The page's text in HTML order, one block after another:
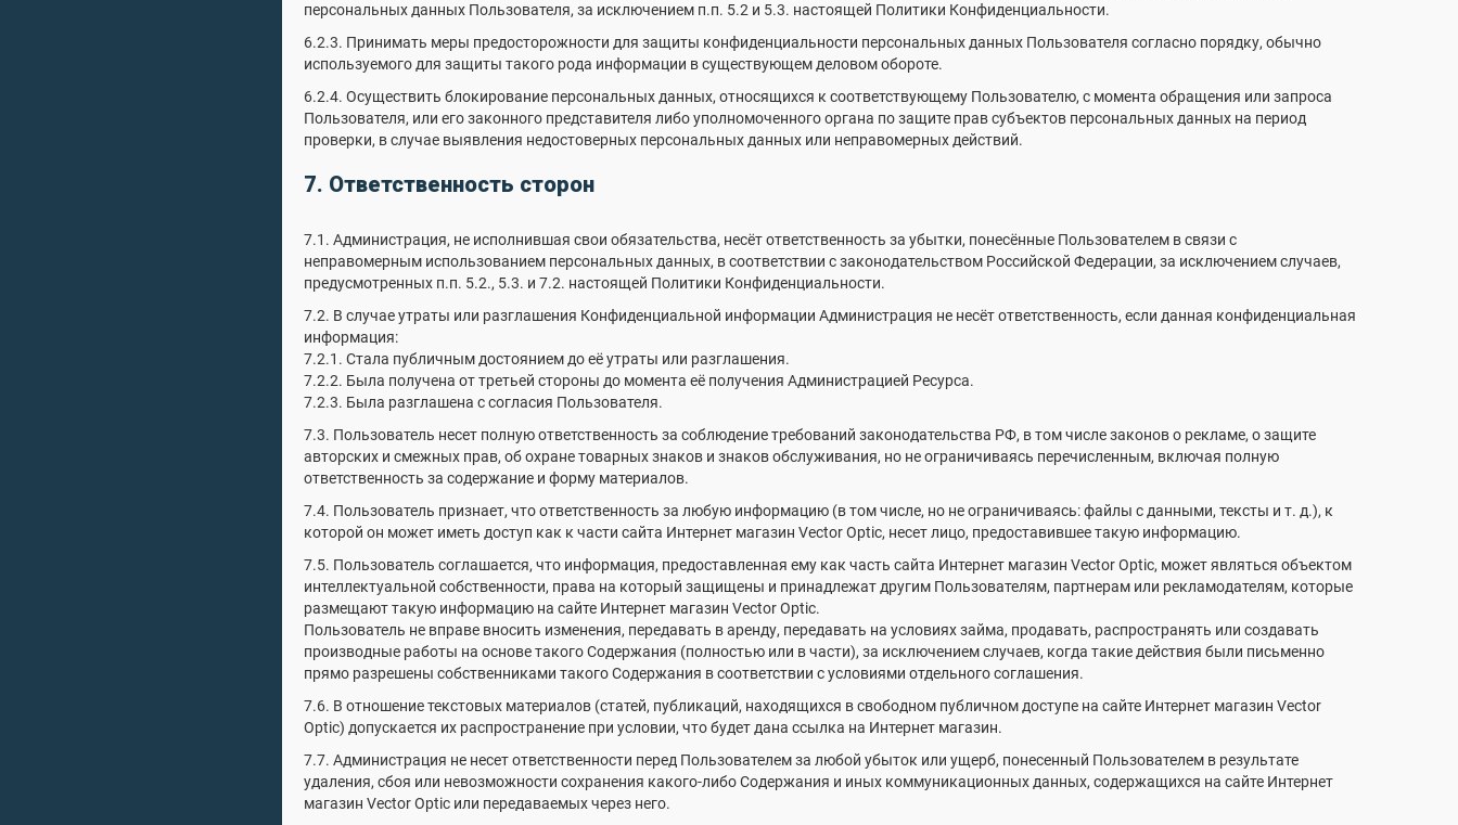
персональных данных Пользователя, за исключением п.п. 5.2 и 5.3. настоящей Политики Конфиденциальности.
6.2.3. Принимать меры предосторожности для защиты конфиденциальности персональных данных Пользователя согласно порядку, обычно
используемого для защиты такого рода информации в существующем деловом обороте.
6.2.4. Осуществить блокирование персональных данных, относящихся к соответствующему Пользователю, с момента обращения или запроса
Пользователя, или его законного представителя либо уполномоченного органа по защите прав субъектов персональных данных на период
проверки, в случае выявления недостоверных персональных данных или неправомерных действий.
7. Ответственность сторон
7.1. Администрация, не исполнившая свои обязательства, несёт ответственность за убытки, понесённые Пользователем в связи с
неправомерным использованием персональных данных, в соответствии с законодательством Российской Федерации, за исключением случаев,
предусмотренных п.п. 5.2., 5.3. и 7.2. настоящей Политики Конфиденциальности.
7.2. В случае утраты или разглашения Конфиденциальной информации Администрация не несёт ответственность, если данная конфиденциальная
информация:
7.2.1. Стала публичным достоянием до её утраты или разглашения.
7.2.2. Была получена от третьей стороны до момента её получения Администрацией Ресурса.
7.2.3. Была разглашена с согласия Пользователя.
7.3. Пользователь несет полную ответственность за соблюдение требований законодательства РФ, в том числе законов о рекламе, о защите
авторских и смежных прав, об охране товарных знаков и знаков обслуживания, но не ограничиваясь перечисленным, включая полную
ответственность за содержание и форму материалов.
7.4. Пользователь признает, что ответственность за любую информацию (в том числе, но не ограничиваясь: файлы с данными, тексты и т. д.), к
которой он может иметь доступ как к части сайта Интернет магазин Vector Optic, несет лицо, предоставившее такую информацию.
7.5. Пользователь соглашается, что информация, предоставленная ему как часть сайта Интернет магазин Vector Optic, может являться объектом
интеллектуальной собственности, права на который защищены и принадлежат другим Пользователям, партнерам или рекламодателям, которые
размещают такую информацию на сайте Интернет магазин Vector Optic.
Пользователь не вправе вносить изменения, передавать в аренду, передавать на условиях займа, продавать, распространять или создавать
производные работы на основе такого Содержания (полностью или в части), за исключением случаев, когда такие действия были письменно
прямо разрешены собственниками такого Содержания в соответствии с условиями отдельного соглашения.
7.6. В отношение текстовых материалов (статей, публикаций, находящихся в свободном публичном доступе на сайте Интернет магазин Vector
Optic) допускается их распространение при условии, что будет дана ссылка на Интернет магазин.
7.7. Администрация не несет ответственности перед Пользователем за любой убыток или ущерб, понесенный Пользователем в результате
удаления, сбоя или невозможности сохранения какого-либо Содержания и иных коммуникационных данных, содержащихся на сайте Интернет
магазин Vector Optic или передаваемых через него.